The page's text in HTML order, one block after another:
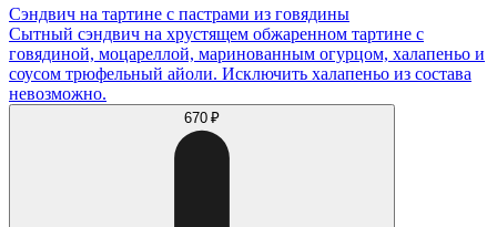
Сэндвич на тартине с пастрами из говядины
Сытный сэндвич на хрустящем обжаренном тартине с
говядиной, моцареллой, маринованным огурцом, халапеньо и
соусом трюфельный айоли. Исключить халапеньо из состава
невозможно.
670 ₽